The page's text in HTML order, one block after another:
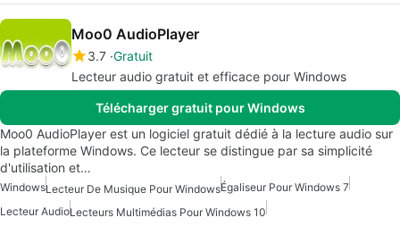
Moo0 AudioPlayer
3.7 Gratuit
Lecteur audio gratuit et efficace pour Windows
Télécharger gratuit pour Windows
Moo0 AudioPlayer est un logiciel gratuit dédié à la lecture audio sur
la plateforme Windows. Ce lecteur se distingue par sa simplicité
d'utilisation et…
WindowsLecteur De Musique Pour WindowsÉgaliseur Pour Windows 7
Lecteur AudioLecteurs Multimédias Pour Windows 10